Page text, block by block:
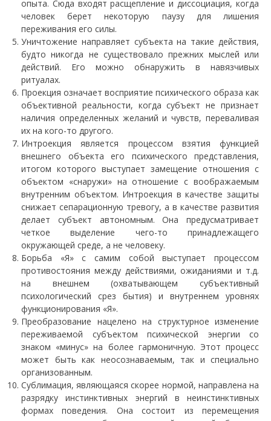
опыта. Сюда входят расщепление и диссоциация, когда
человек берет некоторую паузу для лишения
переживания его силы.
Уничтожение направляет субъекта на такие действия,
будто никогда не существовало прежних мыслей или
действий. Его можно обнаружить в навязчивых
ритуалах.
Проекция означает восприятие психического образа как
объективной реальности, когда субъект не признает
наличия определенных желаний и чувств, переваливая
их на кого-то другого.
Интроекция является процессом взятия функцией
внешнего объекта его психического представления,
итогом которого выступает замещение отношения с
объектом «снаружи» на отношение с воображаемым
внутренним объектом. Интроекция в качестве защиты
снижает сепарационную тревогу, а в качестве развития
делает субъект автономным. Она предусматривает
четкое выделение чего-то принадлежащего
окружающей среде, а не человеку.
Борьба «Я» с самим собой выступает процессом
противостояния между действиями, ожиданиями и т.д.
на внешнем (охватывающем субъективный
психологический срез бытия) и внутреннем уровнях
функционирования «Я».
Преобразование нацелено на структурное изменение
переживаемой субъектом психической энергии со
знаком «минус» на более гармоничную. Этот процесс
может быть как неосознаваемым, так и специально
организованным.
Сублимация, являющаяся скорее нормой, направлена на
разрядку инстинктивных энергий в неинстинктивных
формах поведения. Она состоит из перемещения